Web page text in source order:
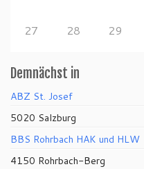
27 28 29
Demnächst in
ABZ St. Josef
5020 Salzburg
BBS Rohrbach HAK und HLW
4150 Rohrbach-Berg